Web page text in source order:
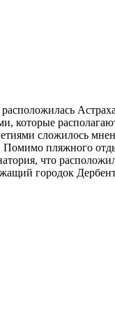
которые
сложилось
пляжного
что
городок